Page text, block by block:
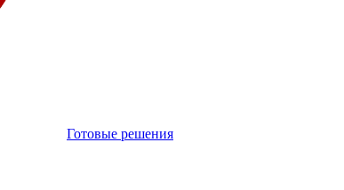
Готовые решения